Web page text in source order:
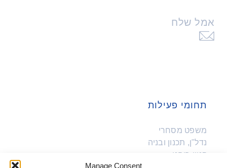
Manage Consent
מייל
אמיר
אמל שלח
לחצו
תחומי פעילות
משפט מסחרי
נדל"ן, תכנון ובניה
קניין רוחני